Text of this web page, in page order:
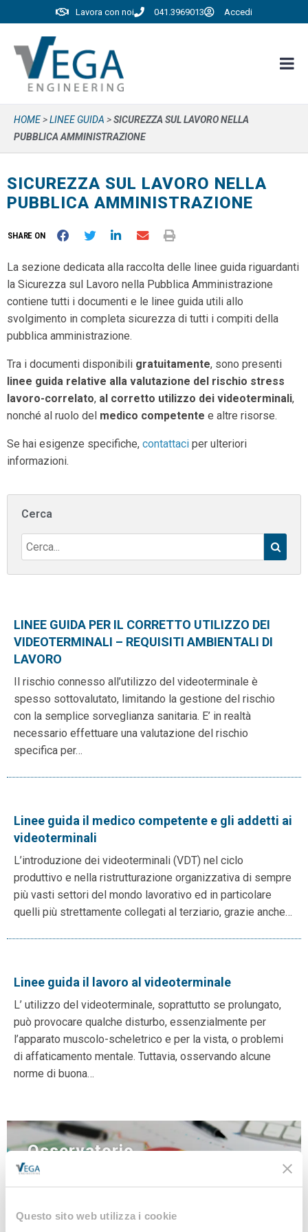
Questo sito web utilizza i cookie
Lavora con noi 041.3969013 Accedi
HOME>LINEE GUIDA >SICUREZZA SUL LAVORO NELLA
PUBBLICA AMMINISTRAZIONE
SICUREZZA SUL LAVORO NELLA
PUBBLICA AMMINISTRAZIONE
SHARE ON
La sezione dedicata alla raccolta delle linee guida riguardanti
la Sicurezza sul Lavoro nella Pubblica Amministrazione
contiene tutti i documenti e le linee guida utili allo
svolgimento in completa sicurezza di tutti i compiti della
pubblica amministrazione.
Tra i documenti disponibili gratuitamente, sono presenti
linee guida relative alla valutazione del rischio stress
lavoro-correlato, al corretto utilizzo dei videoterminali,
nonché al ruolo del medico competente e altre risorse.
Se hai esigenze specifiche, contattaci per ulteriori
informazioni.
Cerca
LINEE GUIDA PER IL CORRETTO UTILIZZO DEI
VIDEOTERMINALI – REQUISITI AMBIENTALI DI
LAVORO
Il rischio connesso all’utilizzo del videoterminale è
spesso sottovalutato, limitando la gestione del rischio
con la semplice sorveglianza sanitaria. E’ in realtà
necessario effettuare una valutazione del rischio
specifica per…
Linee guida il medico competente e gli addetti ai
videoterminali
L’introduzione dei videoterminali (VDT) nel ciclo
produttivo e nella ristrutturazione organizzativa di sempre
più vasti settori del mondo lavorativo ed in particolare
quelli più strettamente collegati al terziario, grazie anche…
Linee guida il lavoro al videoterminale
L’ utilizzo del videoterminale, soprattutto se prolungato,
può provocare qualche disturbo, essenzialmente per
l’apparato muscolo-scheletrico e per la vista, o problemi
di affaticamento mentale. Tuttavia, osservando alcune
norme di buona…
Osservatorio
sicurezza sul lavoro e
ambiente
di VEGA Engineering